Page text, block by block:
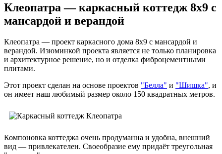
Клеопатра — каркасный коттедж 8х9 с
мансардой и верандой
Клеопатра — проект каркасного дома 8х9 с мансардой и
верандой. Изюминкой проекта является не только планировка
и архитектурное решение, но и отделка фиброцементными
плитами.
Этот проект сделан на основе проектов "Белла" и "Шишка", и
он имеет наш любимый размер около 150 квадратных метров.
Компоновка коттеджа очень продуманна и удобна, внешний
вид — привлекателен. Своеобразие ему придаёт треугольная